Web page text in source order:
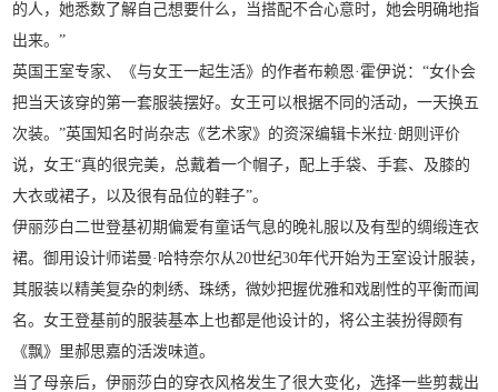
的人，她悉数了解自己想要什么，当搭配不合心意时，她会明确地指
出来。”
英国王室专家、《与女王一起生活》的作者布赖恩·霍伊说：“女仆会
把当天该穿的第一套服装摆好。女王可以根据不同的活动，一天换五
次装。”英国知名时尚杂志《艺术家》的资深编辑卡米拉·朗则评价
说，女王“真的很完美，总戴着一个帽子，配上手袋、手套、及膝的
大衣或裙子，以及很有品位的鞋子”。
伊丽莎白二世登基初期偏爱有童话气息的晚礼服以及有型的绸缎连衣
裙。御用设计师诺曼·哈特奈尔从20世纪30年代开始为王室设计服装，
其服装以精美复杂的刺绣、珠绣，微妙把握优雅和戏剧性的平衡而闻
名。女王登基前的服装基本上也都是他设计的，将公主装扮得颇有
《飘》里郝思嘉的活泼味道。
当了母亲后，伊丽莎白的穿衣风格发生了很大变化，选择一些剪裁出